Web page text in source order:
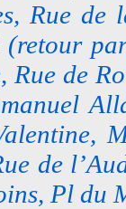
Rue de
de
de
Pl du